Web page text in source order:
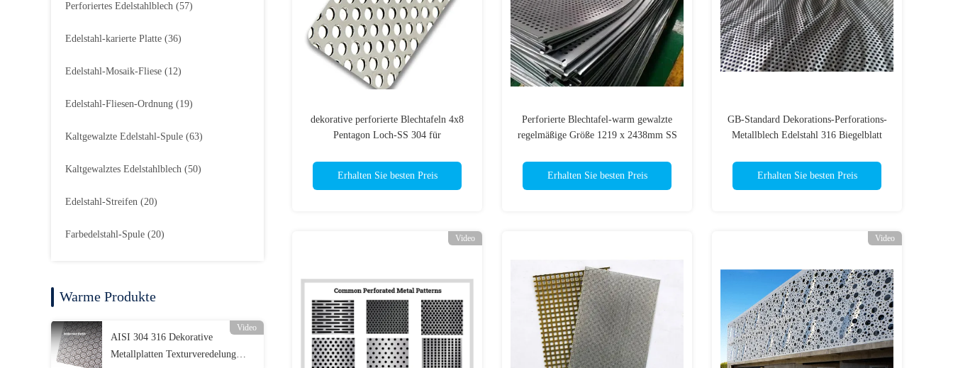
Perforiertes Edelstahlblech (57)
Edelstahl-karierte Platte (36)
Edelstahl-Mosaik-Fliese (12)
Edelstahl-Fliesen-Ordnung (19)
Kaltgewalzte Edelstahl-Spule (63)
Kaltgewalztes Edelstahlblech (50)
Edelstahl-Streifen (20)
Farbedelstahl-Spule (20)
Warme Produkte
Video
AISI 304 316 Dekorative
Metallplatten Texturveredelung
dekorative perforierte Blechtafeln 4x8
Pentagon Loch-SS 304 für
Erhalten Sie besten Preis
Perforierte Blechtafel-warm gewalzte
regelmäßige Größe 1219 x 2438mm SS
Erhalten Sie besten Preis
GB-Standard Dekorations-Perforations-
Metallblech Edelstahl 316 Biegelblatt
Erhalten Sie besten Preis
Video Video